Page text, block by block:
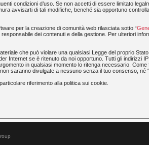
condizioni d’uso. Se non accetti di essere limitato
avvisarti di tali modifiche, benché sia opportuno
per la creazione di comunità web rilasciata sotto “
dei contenuti e della gestione. Per ulteriori
che può violare una qualsiasi Legge del proprio
Internet se è ritenuto da noi opportuno. Tutti gli indirizzi
in qualsiasi momento lo ritenga necessario. Come
saranno divulgate a nessuno senza il tuo consenso, né
riferimento alla politica sui cookie.